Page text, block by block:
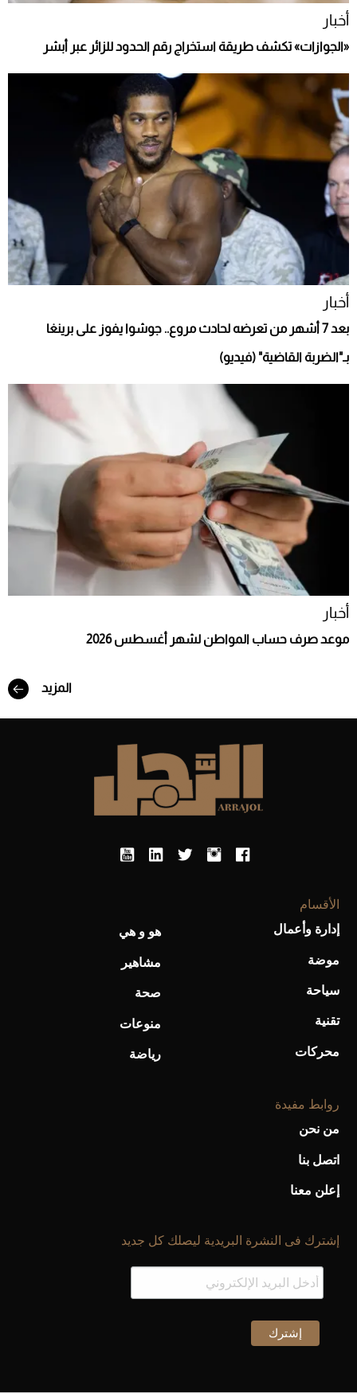
أخبار
«الجوازات» تكشف طريقة استخراج رقم الحدود للزائر عبر أبشر
أخبار
بعد 7 أشهر من تعرضه لحادث مروع.. جوشوا يفوز على برينغا
بـ"الضربة القاضية" (فيديو)
أخبار
موعد صرف حساب المواطن لشهر أغسطس 2026
المزيد
الأقسام
إدارة وأعمال
موضة
سياحة
تقنية
محركات
هو و هي
مشاهير
صحة
منوعات
رياضة
روابط مفيدة
من نحن
اتصل بنا
إعلن معنا
إشترك فى النشرة البريدية ليصلك كل جديد